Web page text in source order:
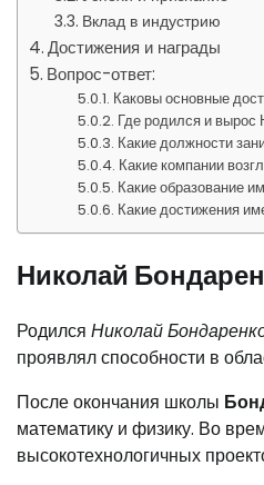
Вклад в индустрию
Достижения и награды
Вопрос-ответ:
Каковы основные
Где родился и вырос
Какие должности
Какие компании
Какие образование
Какие достижения
Николай
Родился Николай
проявлял способности в
После окончания школы
математику и физику. Во
высокотехнологичных